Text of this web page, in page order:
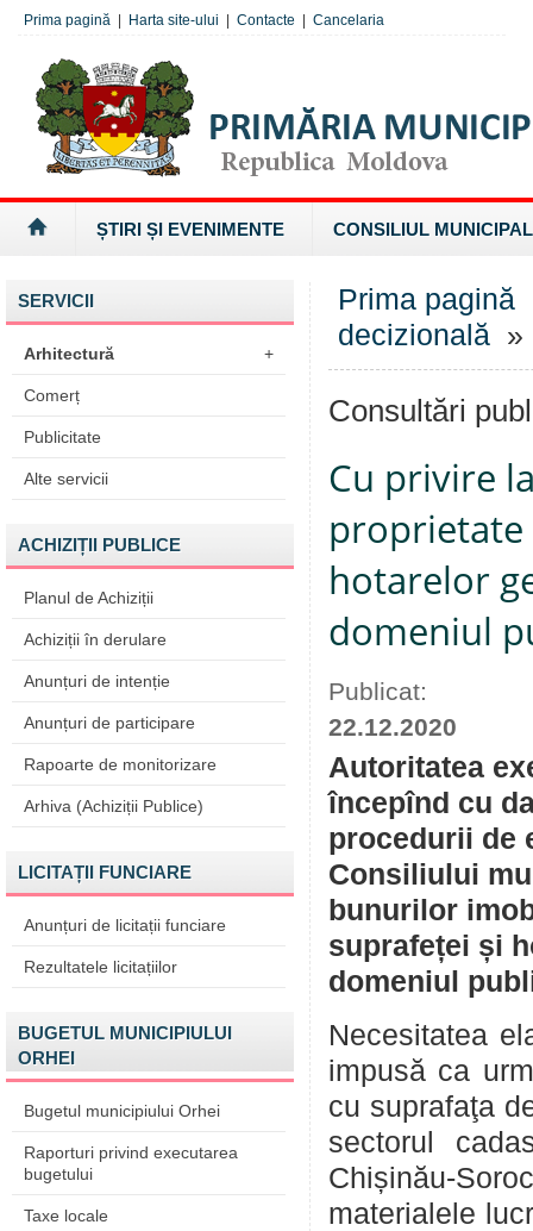
Prima pagină Harta site-ului Contacte Cancelaria
ȘTIRI ȘI EVENIMENTE CONSILIUL MUNICIPAL
SERVICII
Arhitectură +
Comerț
Publicitate
Alte servicii
ACHIZIȚII PUBLICE
Planul de Achiziții
Achiziții în derulare
Anunțuri de intenție
Anunțuri de participare
Rapoarte de monitorizare
Arhiva (Achiziții Publice)
LICITAȚII FUNCIARE
Anunțuri de licitații funciare
Rezultatele licitațiilor
BUGETUL MUNICIPIULUI
ORHEI
Bugetul municipiului Orhei
Raporturi privind executarea
bugetului
Taxe locale
Prima pagină
decizională »
Consultări
Cu privire
proprietate
hotarelor
domeniul
Publicat:
22.12.2020
Autoritatea
începînd cu
procedurii de
Consiliului
bunurilor
suprafeței și
domeniul
Necesitatea
impusă ca
cu suprafaţa
sectorul
Chișinău-
materialele